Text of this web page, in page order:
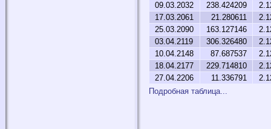
09.03.2032
238.424209
17.03.2061
21.280611
25.03.2090
163.127146
03.04.2119
306.326480
10.04.2148
87.687537
18.04.2177
229.714810
27.04.2206
11.336791
Подробная таблица...